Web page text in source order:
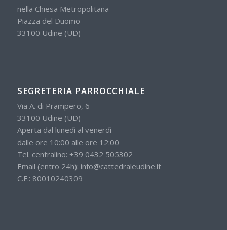
nella Chiesa Metropolitana
Piazza del Duomo
33100 Udine (UD)
SEGRETERIA PARROCCHIALE
Via A. di Prampero, 6
33100 Udine (UD)
Aperta dal lunedì al venerdì
dalle ore 10:00 alle ore 12:00
Tel. centralino: +39 0432 505302
Email (entro 24h): info@cattedraleudine.it
C.F.: 80010240309